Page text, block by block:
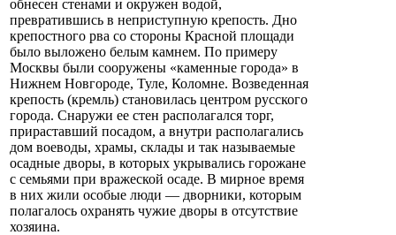
обнесен стенами и окружен водой,
превратившись в неприступную крепость. Дно
крепостного рва со стороны Красной площади
было выложено белым камнем. По примеру
Москвы были сооружены «каменные города» в
Нижнем Новгороде, Туле, Коломне. Возведенная
крепость (кремль) становилась центром русского
города. Снаружи ее стен располагался торг,
прираставший посадом, а внутри располагались
дом воеводы, храмы, склады и так называемые
осадные дворы, в которых укрывались горожане
с семьями при вражеской осаде. В мирное время
в них жили особые люди — дворники, которым
полагалось охранять чужие дворы в отсутствие
хозяина.